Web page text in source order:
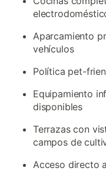
Aparcamiento
vehículos
Política pet-
Equipamiento
disponibles
Terrazas con
campos de
Acceso directo